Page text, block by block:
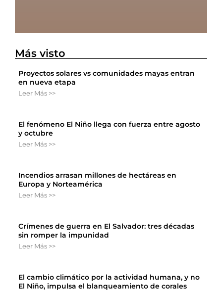
Más visto
Proyectos solares vs comunidades mayas entran
en nueva etapa
Leer Más >>
El fenómeno El Niño llega con fuerza entre agosto
y octubre
Leer Más >>
Incendios arrasan millones de hectáreas en
Europa y Norteamérica
Leer Más >>
Crímenes de guerra en El Salvador: tres décadas
sin romper la impunidad
Leer Más >>
El cambio climático por la actividad humana, y no
El Niño, impulsa el blanqueamiento de corales